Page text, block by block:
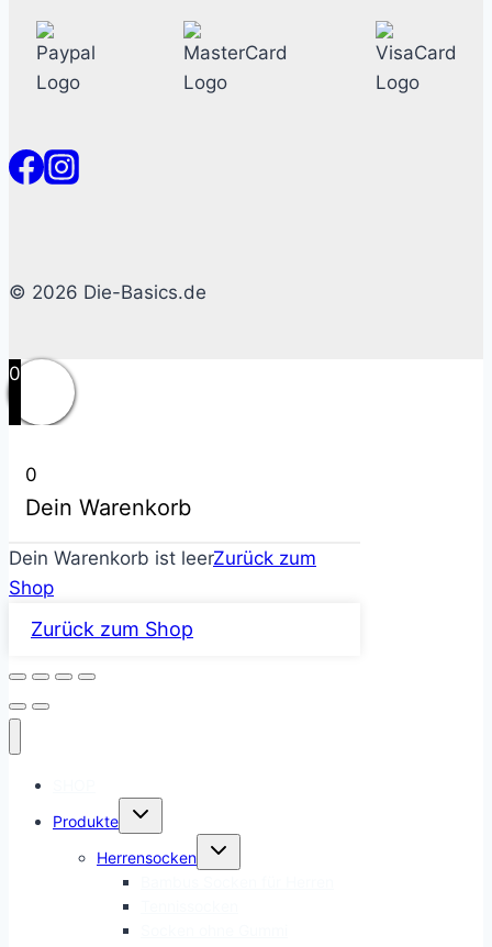
© 2026 Die-Basics.de
0
0
Dein Warenkorb
Dein Warenkorb ist leerZurück zum
Shop
Zurück zum Shop
Produkte
Untermenü
umschalten
Herrensocken
Untermenü
umschalten